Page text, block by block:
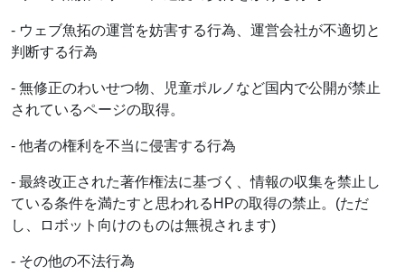
- ウェブ魚拓の運営を妨害する行為、運営会社が不適切と
判断する行為
- 無修正のわいせつ物、児童ポルノなど国内で公開が禁止
されているページの取得。
- 他者の権利を不当に侵害する行為
- 最終改正された著作権法に基づく、情報の収集を禁止し
ている条件を満たすと思われるHPの取得の禁止。(ただ
し、ロボット向けのものは無視されます)
- その他の不法行為